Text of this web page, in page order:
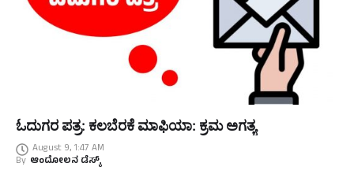
ಓದುಗರ ಪತ್ರ: ಕಲಬೆರಕೆ ಮಾಫಿಯಾ: ಕ್ರಮ ಅಗತ್ಯ
August 9, 1:47 AM
By ಆಂದೋಲನ ಡೆಸ್ಕ್